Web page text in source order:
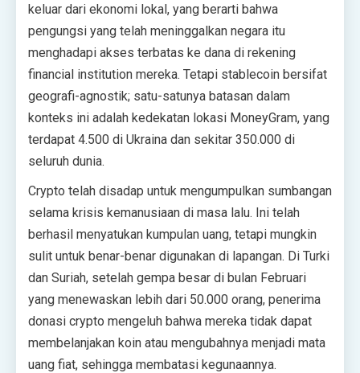
keluar dari ekonomi lokal, yang berarti bahwa
pengungsi yang telah meninggalkan negara itu
menghadapi akses terbatas ke dana di rekening
financial institution mereka. Tetapi stablecoin bersifat
geografi-agnostik; satu-satunya batasan dalam
konteks ini adalah kedekatan lokasi MoneyGram, yang
terdapat 4.500 di Ukraina dan sekitar 350.000 di
seluruh dunia.
Crypto telah disadap untuk mengumpulkan sumbangan
selama krisis kemanusiaan di masa lalu. Ini telah
berhasil menyatukan kumpulan uang, tetapi mungkin
sulit untuk benar-benar digunakan di lapangan. Di Turki
dan Suriah, setelah gempa besar di bulan Februari
yang menewaskan lebih dari 50.000 orang, penerima
donasi crypto mengeluh bahwa mereka tidak dapat
membelanjakan koin atau mengubahnya menjadi mata
uang fiat, sehingga membatasi kegunaannya.